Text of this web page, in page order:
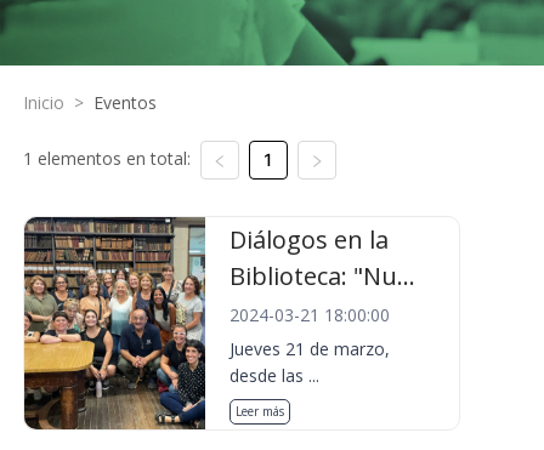
Inicio > Eventos
1 elementos en total: 1
Diálogos en la
Biblioteca: "Nu...
2024-03-21 18:00:00
Jueves 21 de marzo,
desde las ...
Leer más